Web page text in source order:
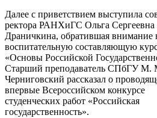
Далее с приветствием выступила
ректора РАНХиГС Ольга Сергеевна
Драничкина, обратившая внимание
воспитательную составляющую
«Основы Российской
Старший преподаватель СПбГУ М.
Черниговский рассказал о
впервые Всероссийском конкурсе
студенческих работ «Российская
государственность».